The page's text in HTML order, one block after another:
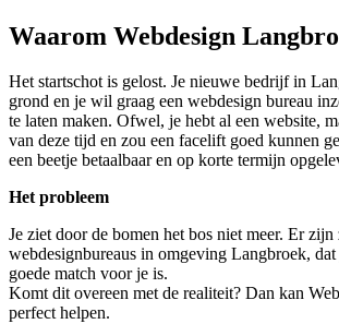
Waarom Webdesign
Het startschot is gelost. Je nieuwe bedrijf in
grond en je wil graag een webdesign bureau
te laten maken. Ofwel, je hebt al een website,
van deze tijd en zou een facelift goed kunnen
een beetje betaalbaar en op korte termijn
Het probleem
Je ziet door de bomen het bos niet meer. Er
webdesignbureaus in omgeving Langbroek,
goede match voor je is.
Komt dit overeen met de realiteit? Dan kan
perfect helpen.